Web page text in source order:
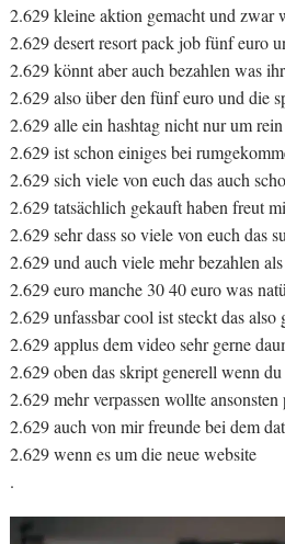
2.629 kleine aktion gemacht und zwar
2.629 desert resort pack job fünf euro
2.629 könnt aber auch bezahlen was
2.629 also über den fünf euro und die
2.629 alle ein hashtag nicht nur um
2.629 ist schon einiges bei
2.629 sich viele von euch das auch
2.629 tatsächlich gekauft haben freut
2.629 sehr dass so viele von euch das
2.629 und auch viele mehr bezahlen
2.629 euro manche 30 40 euro was
2.629 unfassbar cool ist steckt das also
2.629 applus dem video sehr gerne
2.629 oben das skript generell wenn
2.629 mehr verpassen wollte ansonsten
2.629 auch von mir freunde bei dem
2.629 wenn es um die neue website
.